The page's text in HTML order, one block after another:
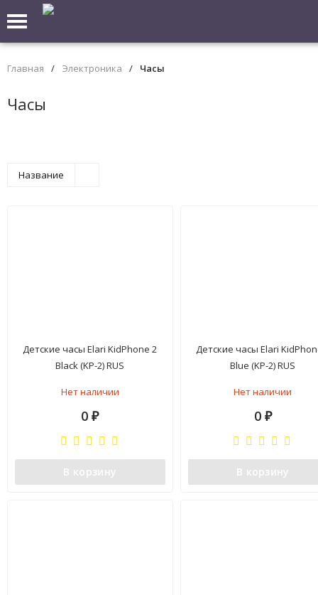
Главная / Электроника / Часы
Часы
Название
Детские часы Elari KidPhone 2
Black (KP-2) RUS
Нет наличии
0₽
В корзину
Детские часы Elari
Blue (KP-2) RUS
Нет наличии
0 ₽
В корзину